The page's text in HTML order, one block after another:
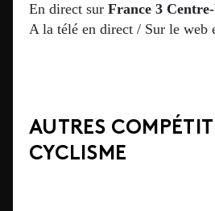
En direct sur France 3
A la télé en direct / Sur le web
AUTRES
CYCLISME